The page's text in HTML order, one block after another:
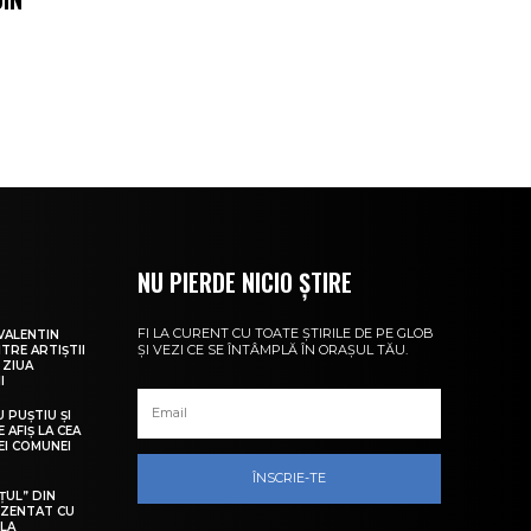
ARTIȘTII
ZIUA
PUȘTIU ȘI
AFIȘ LA CEA
COMUNEI
DIN
CU
NU PIERDE NICIO ȘTIRE
FI LA CURENT CU TOATE ȘTIRILE DE PE GLOB
ȘI VEZI CE SE ÎNTÂMPLĂ ÎN ORAȘUL TĂU.
ÎNSCRIE-TE